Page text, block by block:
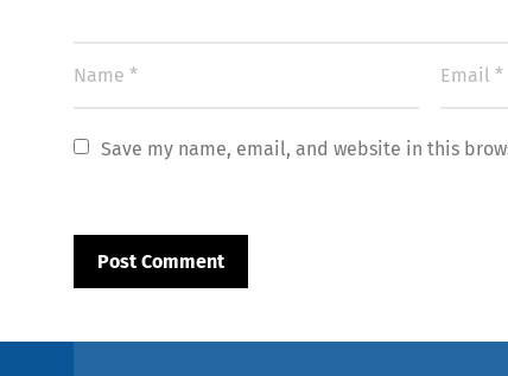
Save my name, email, and website in this